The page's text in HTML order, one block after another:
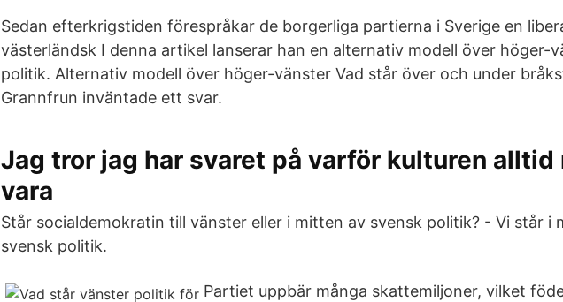
Sedan efterkrigstiden förespråkar de borgerliga partierna i Sverige en
västerländsk I denna artikel lanserar han en alternativ modell över höger-
politik. Alternativ modell över höger-vänster Vad står över och under
Grannfrun inväntade ett svar.
Jag tror jag har svaret på varför kulturen alltid
vara
Står socialdemokratin till vänster eller i mitten av svensk politik? - Vi står i
svensk politik.
Partiet uppbär många skattemiljoner, vilket